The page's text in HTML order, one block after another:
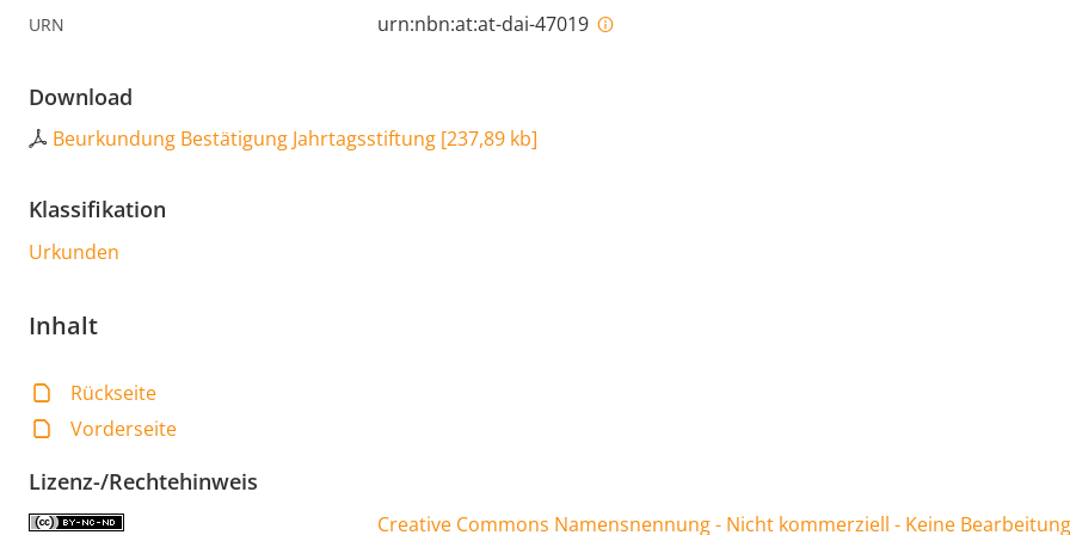
URN urn:nbn:at:at-dai-47019
Download
Beurkundung Bestätigung Jahrtagsstiftung [237,89 kb]
Klassifikation
Urkunden
Inhalt
Rückseite
Vorderseite
Lizenz-/Rechtehinweis
Creative Commons Namensnennung - Nicht kommerziell - Keine